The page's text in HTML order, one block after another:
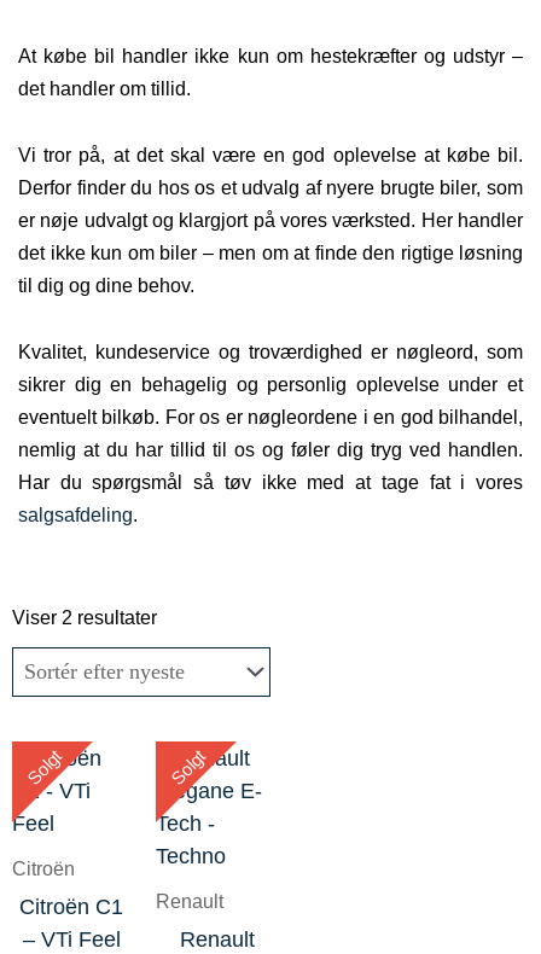
At købe bil handler ikke kun om hestekræfter og udstyr –
det handler om tillid.
Vi tror på, at det skal være en god oplevelse at købe bil.
Derfor finder du hos os et udvalg af nyere brugte biler, som
er nøje udvalgt og klargjort på vores værksted. Her handler
det ikke kun om biler – men om at finde den rigtige løsning
til dig og dine behov.
Kvalitet, kundeservice og troværdighed er nøgleord, som
sikrer dig en behagelig og personlig oplevelse under et
eventuelt bilkøb. For os er nøgleordene i en god bilhandel,
nemlig at du har tillid til os og føler dig tryg ved handlen.
Har du spørgsmål så tøv ikke med at tage fat i vores
salgsafdeling.
Viser 2 resultaterefter
Solgt
Citroën
Citroën C1
– VTi Feel
Solgt
Renault
Renault